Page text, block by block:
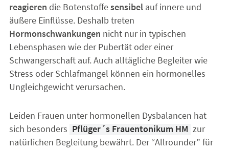
reagieren die Botenstoffesensibelauf innere und
äußere Einflüsse. Deshalb treten
Hormonschwankungen nicht nur in typischen
Lebensphasen wie der Pubertät oder einer
Schwangerschaft auf. Auch alltägliche Begleiter wie
Stress oder Schlafmangel können ein hormonelles
Ungleichgewicht verursachen.
Leiden Frauen unter hormonellen Dysbalancen hat
sich besonders Pflüger´s Frauentonikum HM zur
natürlichen Begleitung bewährt. Der “Allrounder” für